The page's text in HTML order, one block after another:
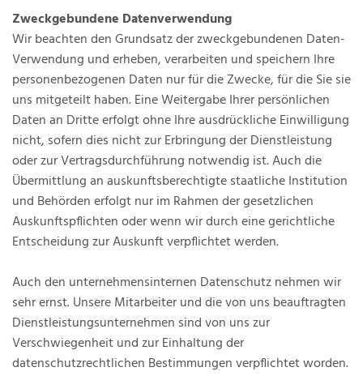
Zweckgebundene Datenverwendung
Wir beachten den Grundsatz der zweckgebundenen Daten-
Verwendung und erheben, verarbeiten und speichern Ihre
personenbezogenen Daten nur für die Zwecke, für die Sie sie
uns mitgeteilt haben. Eine Weitergabe Ihrer persönlichen
Daten an Dritte erfolgt ohne Ihre ausdrückliche Einwilligung
nicht, sofern dies nicht zur Erbringung der Dienstleistung
oder zur Vertragsdurchführung notwendig ist. Auch die
Übermittlung an auskunftsberechtigte staatliche Institution
und Behörden erfolgt nur im Rahmen der gesetzlichen
Auskunftspflichten oder wenn wir durch eine gerichtliche
Entscheidung zur Auskunft verpflichtet werden.
Auch den unternehmensinternen Datenschutz nehmen wir
sehr ernst. Unsere Mitarbeiter und die von uns beauftragten
Dienstleistungsunternehmen sind von uns zur
Verschwiegenheit und zur Einhaltung der
datenschutzrechtlichen Bestimmungen verpflichtet worden.